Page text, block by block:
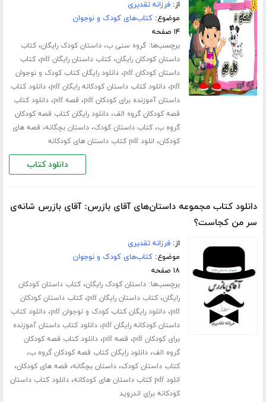
از:فرزانه تقدیری
موضوع:کتاب‌های کودک و نوجوان
۱۴ صفحه
برچسب‌ها:گروه سنی ب،داستان کودک رایگان،کتاب
داستان کودکان رایگان،کتاب داستان رایگان pdf ،کتاب
داستان کودکان pdf
،دانلود رایگان کتاب کودک و نوجوان
pdf،دانلود کتاب داستان کودکانه رایگان pdf ،دانلود کتاب
داستان آموزنده برای کودکان pdf
، قصه pdf ،دانلود کتاب
قصه کودکان گروه الف،دانلود رایگان کتاب قصه کودکان
گروه ب،کتاب داستان کودک،داستان بچگانه، قصه های
کودکان، انلود pdf کتاب داستان های کودکانه
دانلود کتاب
دانلود کتاب مجموعه داستان‌های آقای بازرس: آقای بازرس شانه‌ی
سر من کجاست؟
از:فرزانه تقدیری
موضوع:کتاب‌های کودک و نوجوان
۱۸ صفحه
برچسب‌ها:داستان کودک رایگان،کتاب داستان کودکان
رایگان،کتاب داستان رایگان pdf ،کتاب داستان کودکان
pdf،دانلود رایگان کتاب کودک و نوجوان pdf ،دانلود کتاب
داستان کودکانه رایگان pdf
،دانلود کتاب داستان آموزنده
برای کودکان pdf
، قصه pdf ،دانلود کتاب قصه کودکان
گروه الف،دانلود رایگان کتاب قصه کودکان گروه ب،
کتاب داستان کودک،داستان بچگانه، قصه های کودکان،
انلود pdf کتاب داستان های کودکانه ،دانلود کتاب داستان
کودکانه برای اندروید